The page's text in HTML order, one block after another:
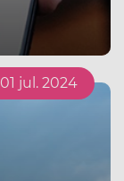
01 jul. 2024